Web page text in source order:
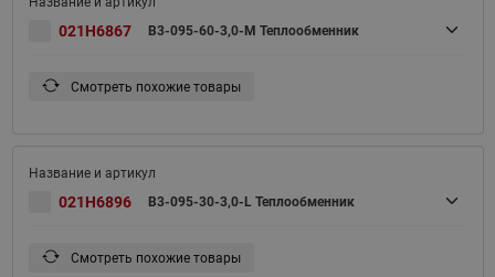
021H6867 B3-095-60-3,0-M Теплообменник
Смотреть похожие товары
021H6896 B3-095-30-3,0-L Теплообменник
Смотреть похожие товары